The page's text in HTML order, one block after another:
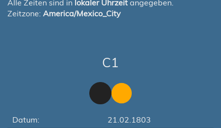
Alle Zeiten sind in lokaler Uhrzeit angegeben.
Zeitzone: America/Mexico_City
C1
Datum:
21.02.1803